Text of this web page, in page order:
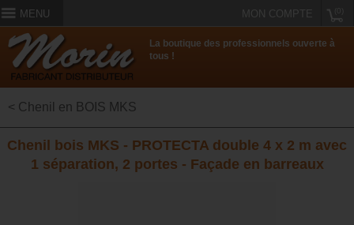
MENU MON COMPTE
La boutique des professionnels ouverte à
tous !
< Chenil en BOIS MKS
Chenil bois MKS - PROTECTA double 4 x 2 m avec
1 séparation, 2 portes - Façade en barreaux